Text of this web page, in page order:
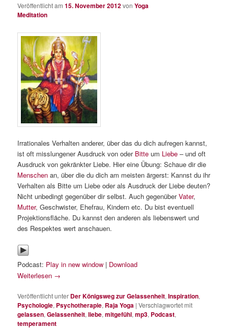
Veröffentlicht am15. November 2012vonYoga
Meditation
Irrationales Verhalten anderer, über das du dich aufregen kannst,
ist oft misslungener Ausdruck von oder Bitte um Liebe– und oft
Ausdruck von gekränkter Liebe. Hier eine Übung: Schaue dir die
Menschen an, über die du dich am meisten ärgerst: Kannst du ihr
Verhalten als Bitte um Liebe oder als Ausdruck der Liebe deuten?
Nicht unbedingt gegenüber dir selbst. Auch gegenüberVater,
Mutter, Geschwister, Ehefrau, Kindern etc. Du bist eventuell
Projektionsfläche. Du kannst den anderen als liebenswert und
des Respektes wert anschauen.
Podcast: Play in new window | Download
Weiterlesen →
Veröffentlicht unter Der Königsweg zur Gelassenheit,Inspiration,
Psychologie, Psychotherapie, Raja Yoga |Verschlagwortet mit
gelassen,Gelassenheit,liebe,mitgefühl,mp3, Podcast,
temperament